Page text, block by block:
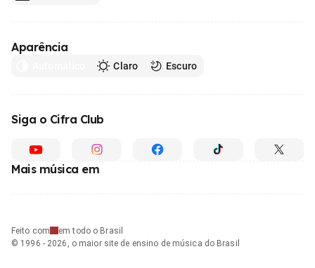
Aparência
Claro Escuro
Siga o Cifra Club
Mais música em
Feito com
em todo o Brasil
© 1996 - 2026, o maior site de ensino de música do Brasil